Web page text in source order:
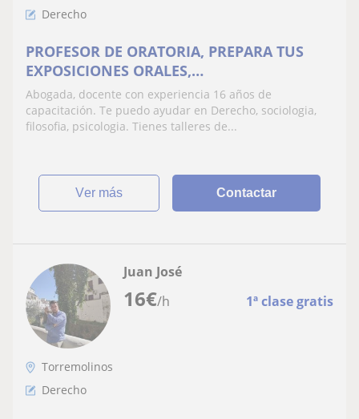
Derecho
PROFESOR DE ORATORIA, PREPARA TUS
EXPOSICIONES ORALES,
DERECHO,SOCIOLOGIA, FILOSOFIA ,
PSICOLOGIA
Abogada, docente con experiencia 16 años de
capacitación. Te puedo ayudar en Derecho, sociologia,
filosofia, psicologia. Tienes talleres de...
ver más Contactar
16€/h 1ª clase gratis
Juan José
Torremolinos
Derecho